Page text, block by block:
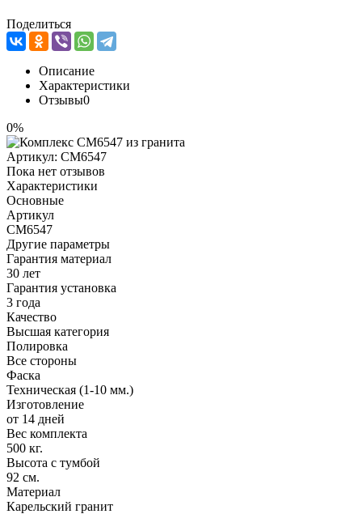
Поделиться
Описание
Характеристики
Отзывы0
0%
Артикул: CM6547
Пока нет отзывов
Характеристики
Основные
Артикул
CM6547
Другие параметры
Гарантия материал
30 лет
Гарантия установка
3 года
Качество
Высшая категория
Полировка
Все стороны
Фаска
Техническая (1-10 мм.)
Изготовление
от 14 дней
Вес комплекта
500 кг.
Высота с тумбой
92 см.
Материал
Карельский гранит